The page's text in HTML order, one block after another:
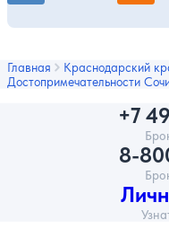
Главная Краснодарский
Достопримечательности
+7
8-